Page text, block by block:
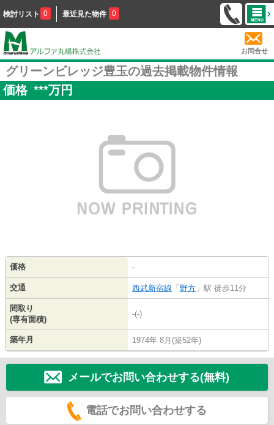
検討リスト 0 最近見た物件 0
お問合せ
グリーンビレッジ豊玉の過去掲載物件情報
価格 ***万円
価格 -
交通 西武新宿線 「 野方 」駅 徒歩11分
間取り
(専有面積)
-(-)
築年月 1974年 8月(築52年)
メールでお問い合わせする(無料)
電話でお問い合わせする